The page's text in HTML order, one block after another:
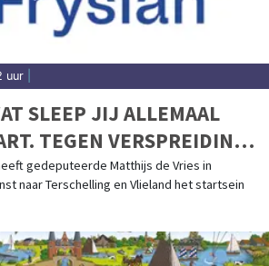
uur
SLEEP JIJ ALLEMAAL
TEGEN VERSPREIDING
EXOTEN OP DE
gedeputeerde Matthijs de Vries in
naar Terschelling en Vlieland het startsein